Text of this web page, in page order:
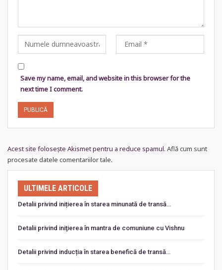
Save my name, email, and website in this browser for the
next time I comment.
Acest site folosește Akismet pentru a reduce spamul. Află cum sunt
procesate datele comentariilor tale.
ULTIMELE ARTICOLE
Detalii privind inițierea în starea minunată de transă…
Detalii privind iniţierea în mantra de comuniune cu Vishnu
Detalii privind inducția în starea benefică de transă…